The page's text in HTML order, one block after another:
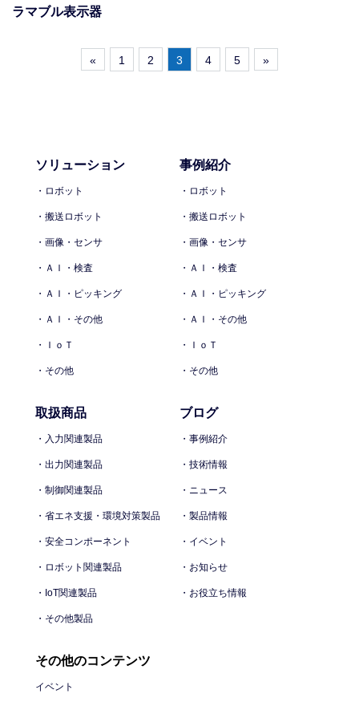
ラマブル表示器
« 1 2 3 4 5 »
ソリューション
・ロボット
・搬送ロボット
・画像・センサ
・ＡＩ・検査
・ＡＩ・ピッキング
・ＡＩ・その他
・ＩｏＴ
・その他
事例紹介
・ロボット
・搬送ロボット
・画像・センサ
・ＡＩ・検査
・ＡＩ・ピッキング
・ＡＩ・その他
・ＩｏＴ
・その他
取扱商品
・入力関連製品
・出力関連製品
・制御関連製品
・省エネ支援・環境対策製品
・安全コンポーネント
・ロボット関連製品
・IoT関連製品
・その他製品
ブログ
・事例紹介
・技術情報
・ニュース
・製品情報
・イベント
・お知らせ
・お役立ち情報
その他のコンテンツ
イベント